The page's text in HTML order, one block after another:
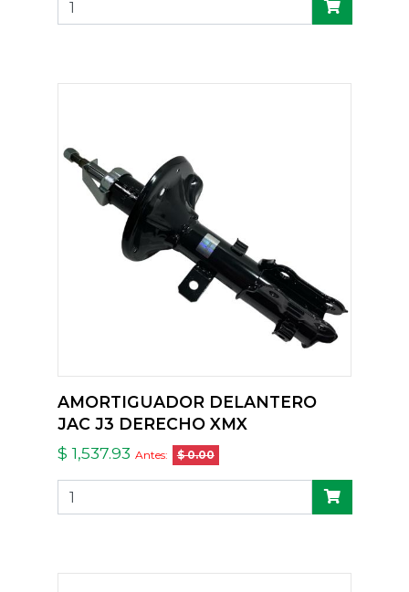
AMORTIGUADOR DELANTERO
JAC J3 DERECHO XMX
$ 1,537.93 Antes: $ 0.00